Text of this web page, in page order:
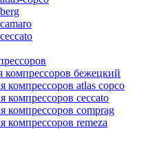
компрессоров бежецкий
atlas copco
компрессоров ceccato
компрессоров comprag
remeza